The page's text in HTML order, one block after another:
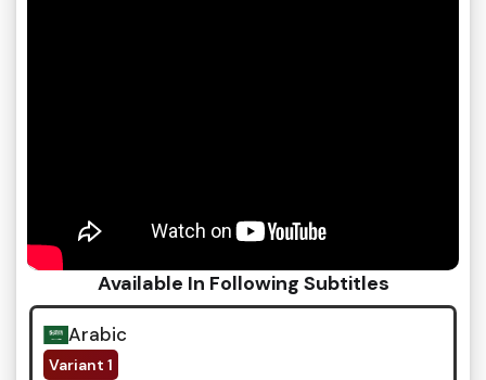
Available In Following Subtitles
Arabic
Variant 1